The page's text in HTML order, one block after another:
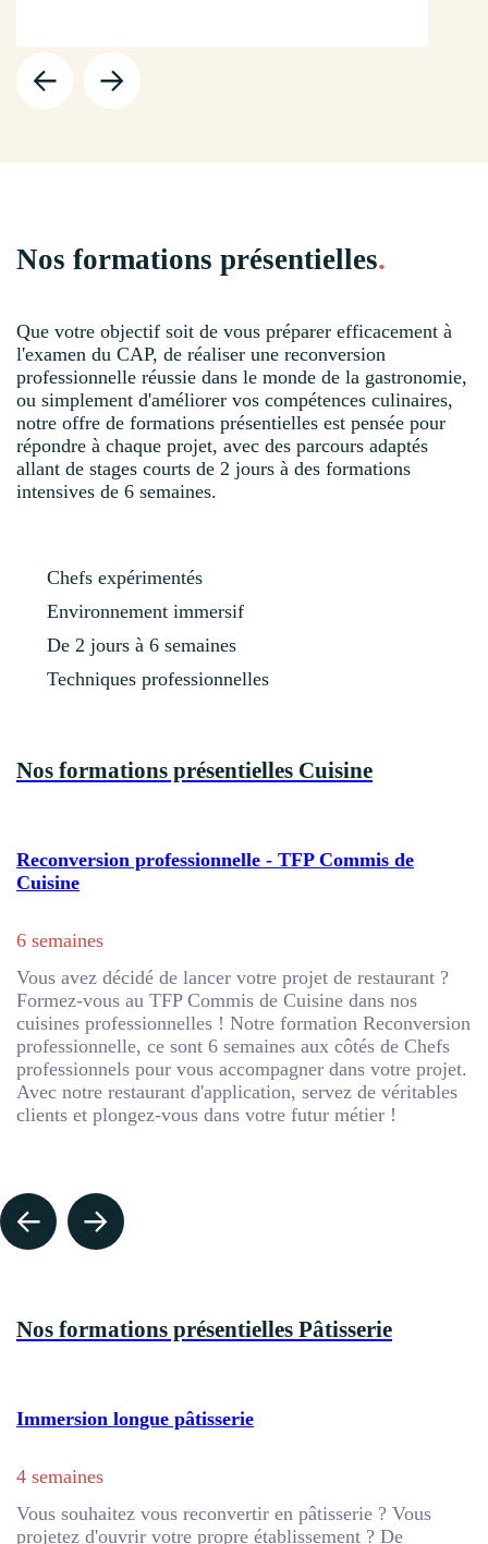
Nos formations présentielles.
Que votre objectif soit de vous préparer efficacement à
l'examen du CAP, de réaliser une reconversion
professionnelle réussie dans le monde de la gastronomie,
ou simplement d'améliorer vos compétences culinaires,
notre offre de formations présentielles est pensée pour
répondre à chaque projet, avec des parcours adaptés
allant de stages courts de 2 jours à des formations
intensives de 6 semaines.
Chefs expérimentés
Environnement immersif
De 2 jours à 6 semaines
Techniques professionnelles
Nos formations présentielles Cuisine
Reconversion professionnelle - TFP Commis de
Cuisine
6 semaines
Vous avez décidé de lancer votre projet de restaurant ?
Formez-vous au TFP Commis de Cuisine dans nos
cuisines professionnelles ! Notre formation Reconversion
professionnelle, ce sont 6 semaines aux côtés de Chefs
professionnels pour vous accompagner dans votre projet.
Avec notre restaurant d'application, servez de véritables
clients et plongez-vous dans votre futur métier !
Nos formations présentielles Pâtisserie
Immersion longue pâtisserie
4 semaines
Vous souhaitez vous reconvertir en pâtisserie ? Vous
projetez d'ouvrir votre propre établissement ? De